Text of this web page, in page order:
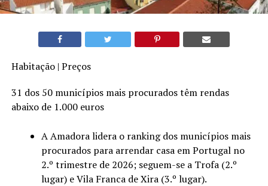
Habitação | Preços
31 dos 50 municípios mais procurados têm rendas
abaixo de 1.000 euros
A Amadora lidera o ranking dos municípios mais
procurados para arrendar casa em Portugal no
2.º trimestre de 2026; seguem-se a Trofa (2.º
lugar) e Vila Franca de Xira (3.º lugar).